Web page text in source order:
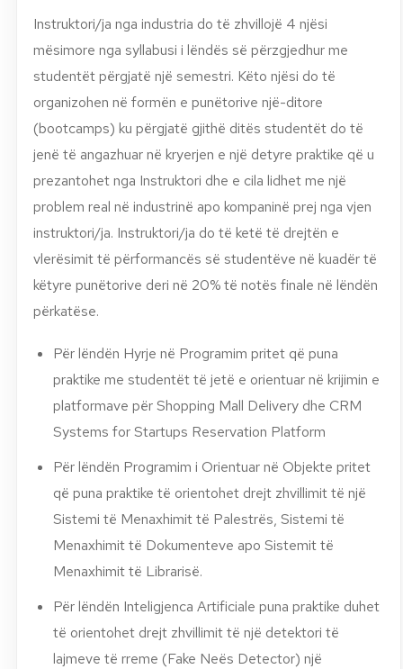
Instruktori/ja nga industria do të zhvillojë 4 njësi
mësimore nga syllabusi i lëndës së përzgjedhur me
studentët përgjatë një semestri. Këto njësi do të
organizohen në formën e punëtorive një-ditore
(bootcamps) ku përgjatë gjithë ditës studentët do të
jenë të angazhuar në kryerjen e një detyre praktike që u
prezantohet nga Instruktori dhe e cila lidhet me një
problem real në industrinë apo kompaninë prej nga vjen
instruktori/ja. Instruktori/ja do të ketë të drejtën e
vlerësimit të përformancës së studentëve në kuadër të
këtyre punëtorive deri në 20% të notës finale në lëndën
përkatëse.
Për lëndën Hyrje në Programim pritet që puna
praktike me studentët të jetë e orientuar në krijimin e
platformave për Shopping Mall Delivery dhe CRM
Systems for Startups Reservation Platform
Për lëndën Programim i Orientuar në Objekte pritet
që puna praktike të orientohet drejt zhvillimit të një
Sistemi të Menaxhimit të Palestrës, Sistemi të
Menaxhimit të Dokumenteve apo Sistemit të
Menaxhimit të Librarisë.
Për lëndën Inteligjenca Artificiale puna praktike duhet
të orientohet drejt zhvillimit të një detektori të
lajmeve të rreme (Fake Neës Detector) një